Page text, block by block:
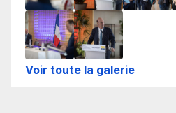
Voir toute la galerie